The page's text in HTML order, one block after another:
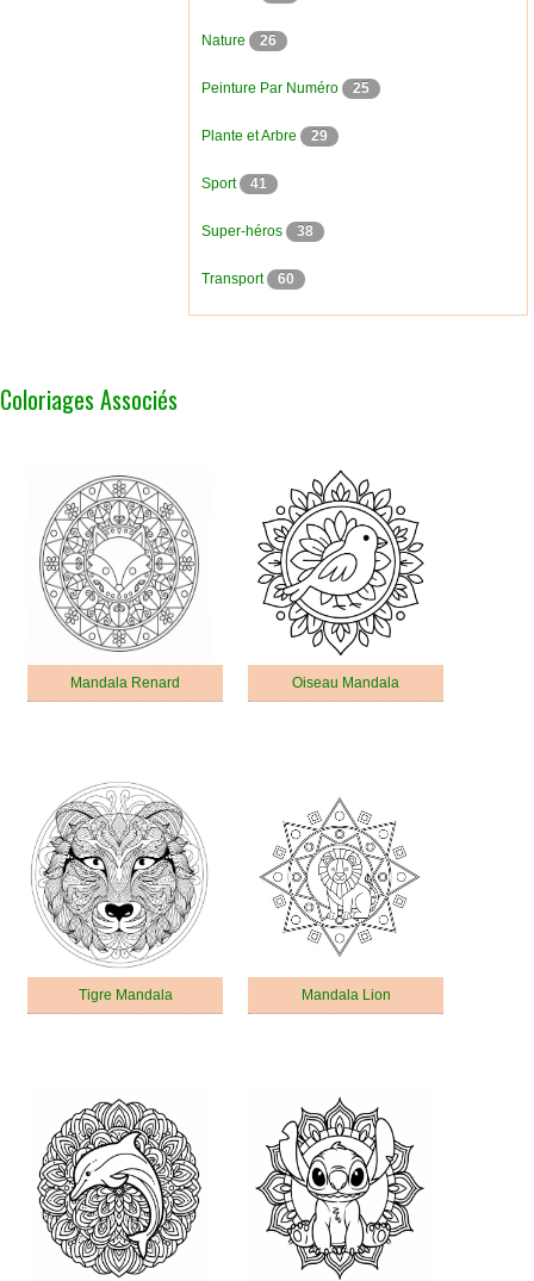
Nature 26
Peinture Par Numéro 25
Plante et Arbre 29
Sport 41
Super-héros 38
Transport 60
Coloriages Associés
Mandala Renard Oiseau Mandala
Tigre Mandala Mandala Lion